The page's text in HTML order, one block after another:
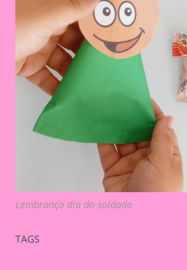
Lembrança dia do soldado
TAGS